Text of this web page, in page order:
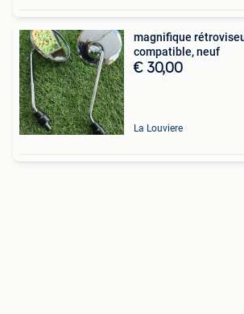
magnifique
compatible, neuf
€ 30,00
La Louviere